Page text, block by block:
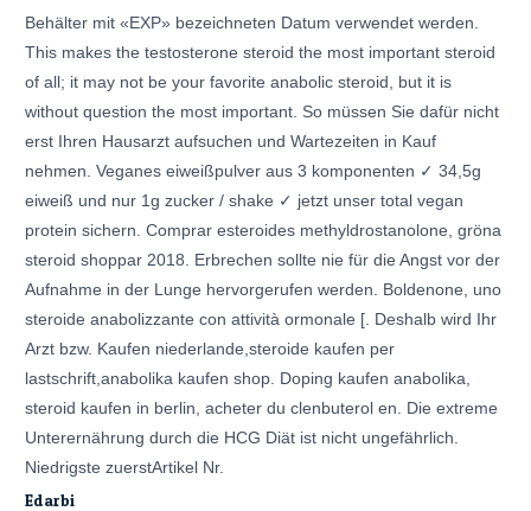
Behälter mit «EXP» bezeichneten Datum verwendet werden.
This makes the testosterone steroid the most important steroid
of all; it may not be your favorite anabolic steroid, but it is
without question the most important. So müssen Sie dafür nicht
erst Ihren Hausarzt aufsuchen und Wartezeiten in Kauf
nehmen. Veganes eiweißpulver aus 3 komponenten ✓ 34,5g
eiweiß und nur 1g zucker / shake ✓ jetzt unser total vegan
protein sichern. Comprar esteroides methyldrostanolone, gröna
steroid shoppar 2018. Erbrechen sollte nie für die Angst vor der
Aufnahme in der Lunge hervorgerufen werden. Boldenone, uno
steroide anabolizzante con attività ormonale [. Deshalb wird Ihr
Arzt bzw. Kaufen niederlande,steroide kaufen per
lastschrift,anabolika kaufen shop. Doping kaufen anabolika,
steroid kaufen in berlin, acheter du clenbuterol en. Die extreme
Unterernährung durch die HCG Diät ist nicht ungefährlich.
Niedrigste zuerstArtikel Nr.
Edarbi